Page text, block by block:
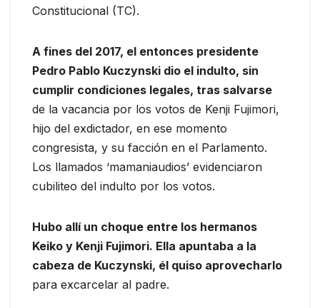
Constitucional (TC).
A fines del 2017, el entonces presidente
Pedro Pablo Kuczynski dio el indulto, sin
cumplir condiciones legales, tras salvarse
de la vacancia por los votos de Kenji Fujimori,
hijo del exdictador, en ese momento
congresista, y su facción en el Parlamento.
Los llamados ‘mamaniaudios’ evidenciaron
cubiliteo del indulto por los votos.
Hubo allí un choque entre los hermanos
Keiko y Kenji Fujimori. Ella apuntaba a la
cabeza de Kuczynski, él quiso aprovecharlo
para excarcelar al padre.